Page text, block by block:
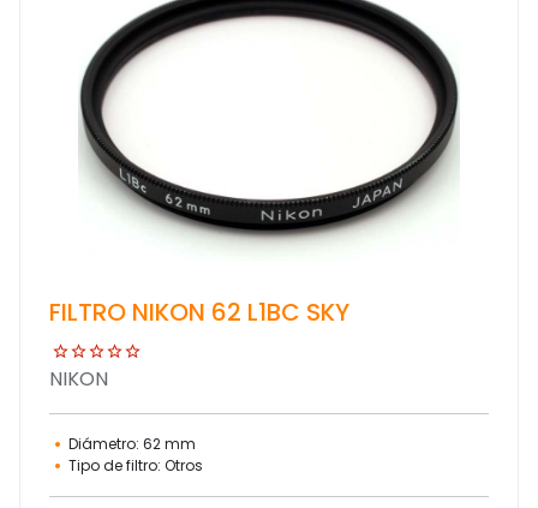
FILTRO NIKON 62 L1BC SKY
NIKON
Diámetro: 62 mm
Tipo de filtro: Otros